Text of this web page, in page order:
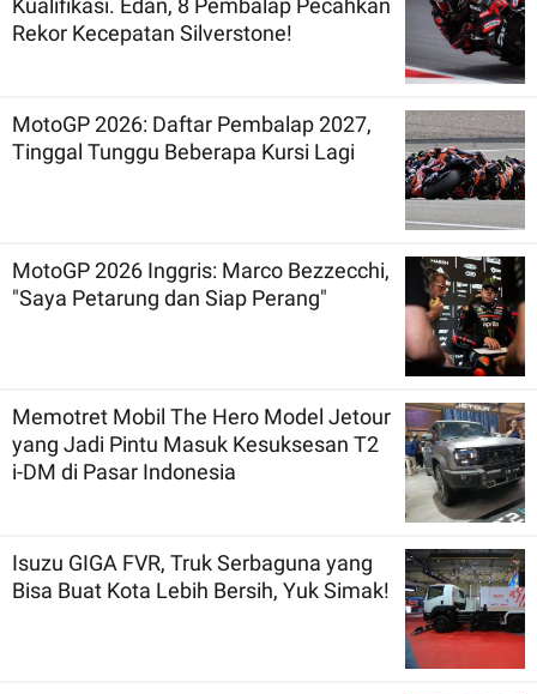
Rekor Kecepatan Silverstone!
MotoGP 2026: Daftar Pembalap 2027,
Tinggal Tunggu Beberapa Kursi Lagi
MotoGP 2026 Inggris: Marco Bezzecchi,
"Saya Petarung dan Siap Perang"
Memotret Mobil The Hero Model Jetour
yang Jadi Pintu Masuk Kesuksesan T2
i-DM di Pasar Indonesia
Isuzu GIGA FVR, Truk Serbaguna yang
Bisa Buat Kota Lebih Bersih, Yuk Simak!